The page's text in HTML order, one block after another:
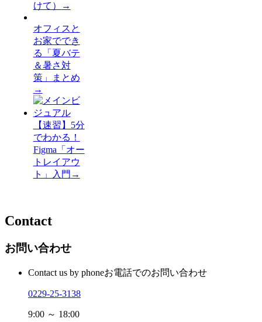
けて）
→
オフィスと
お家ででき
る「夏バテ
＆暑さ対
策」まとめ
→
【速習】5分
でわかる！
Figma「オー
トレイアウ
ト」入門 →
Contact
お問い合わせ
Contact us by phoneお電話でのお問い合わせ
0229-25-3138
9:00 ～ 18:00